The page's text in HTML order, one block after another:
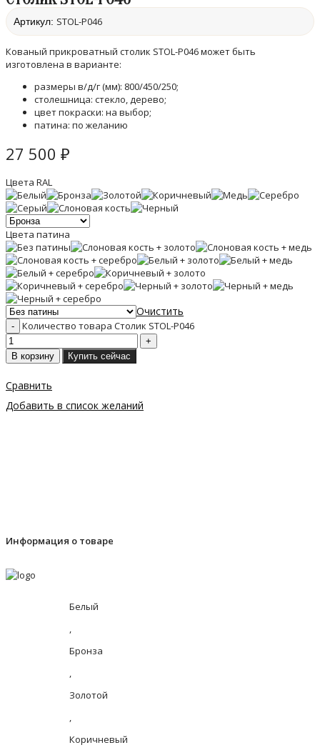
Артикул: STOL-P046
Кованый прикроватный столик STOL-P046 может быть
изготовлена в варианте:
размеры в/д/г (мм): 800/450/250;
столешница: стекло, дерево;
цвет покраски: на выбор;
патина: по желанию
27 500 ₽
Цвета RAL
Цвета патина
Очистить
Количество товара Столик STOL-P046
В корзину Купить сейчас
Сравнить
Добавить в список желаний
Информация о товаре
Белый
,
Бронза
,
Золотой
,
Коричневый